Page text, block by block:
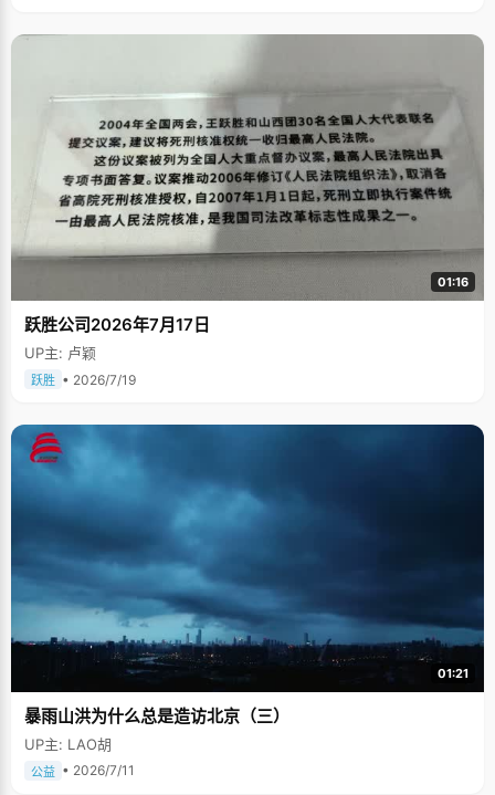
01:16
跃胜公司2026年7月17日
UP主: 卢颖
跃胜 • 2026/7/19
01:21
暴雨山洪为什么总是造访北京（三）
UP主: LAO胡
公益 • 2026/7/11